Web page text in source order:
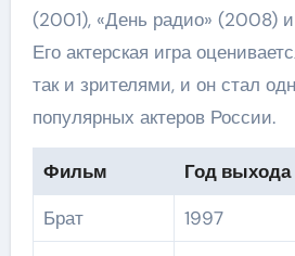
(2001), «День радио» (2008) и
Его актерская игра
так и зрителями, и он стал
популярных актеров России.
Фильм Год выхода
Брат
1997